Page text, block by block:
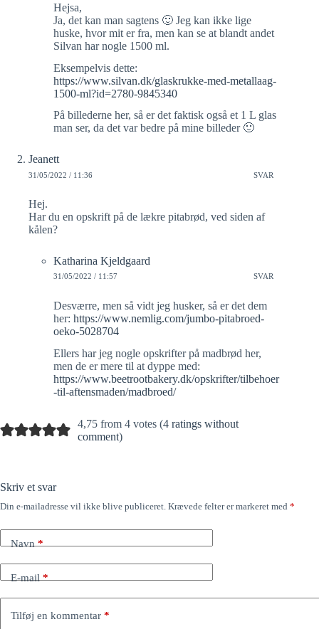
Hejsa,
Ja, det kan man sagtens 🙂 Jeg kan ikke lige
huske, hvor mit er fra, men kan se at blandt andet
Silvan har nogle 1500 ml.
Eksempelvis dette:
https://www.silvan.dk/glaskrukke-med-metallaag-
1500-ml?id=2780-9845340
På billederne her, så er det faktisk også et 1 L glas
man ser, da det var bedre på mine billeder 🙂
Jeanett
31/05/2022 / 11:36 SVAR
Hej.
Har du en opskrift på de lækre pitabrød, ved siden af
kålen?
Katharina Kjeldgaard
31/05/2022 / 11:57 SVAR
Desværre, men så vidt jeg husker, så er det dem
her: https://www.nemlig.com/jumbo-pitabroed-
oeko-5028704
Ellers har jeg nogle opskrifter på madbrød her,
men de er mere til at dyppe med:
https://www.beetrootbakery.dk/opskrifter/tilbehoer
-til-aftensmaden/madbroed/
4,75 from 4 votes (4 ratings without
comment)
Skriv et svar
Din e-mailadresse vil ikke blive publiceret. Krævede felter er markeret med *
Navn*
E-mail*
Tilføj en kommentar *